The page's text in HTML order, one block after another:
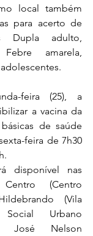
local também
para acerto de
Dupla adulto,
amarela,
feira (25), a
a vacina da
de saúde
feira de 7h30
disponível nas
(Centro
(Vila
Urbano
José Nelson